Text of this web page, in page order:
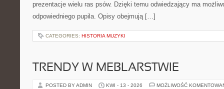
prezentacje wielu ras psów. Dzięki temu odwiedzający ma
odpowiedniego pupila. Opisy obejmują […]
CATEGORIES: HISTORIA MUZYKI
TRENDY W MEBLARSTWIE
POSTED BY ADMIN KWI - 13 - 2026 MOŻLIWOŚĆ